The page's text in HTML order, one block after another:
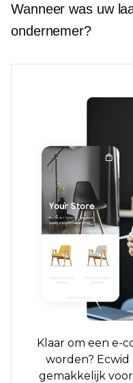
Wanneer was uw
ondernemer?
Klaar om een ​​e-
worden?
gemakkelijk